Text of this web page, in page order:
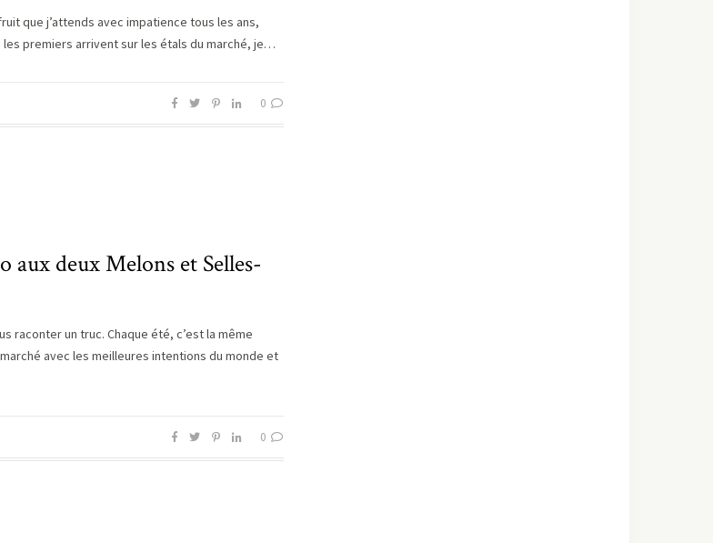
que j’attends avec impatience tous les ans,
les premiers arrivent sur les étals du marché, je…
0
aux deux Melons et Selles-
raconter un truc. Chaque été, c’est la même
avec les meilleures intentions du monde et
0